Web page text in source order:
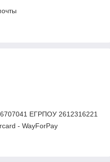
ЕГРПОУ 2612316221
- WayForPay